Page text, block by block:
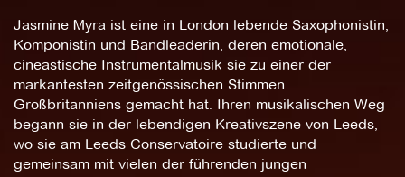
Jasmine Myra ist eine in London lebende Saxophonistin,
Komponistin und Bandleaderin, deren emotionale,
cineastische Instrumentalmusik sie zu einer der
markantesten zeitgenössischen Stimmen
Großbritanniens gemacht hat. Ihren musikalischen Weg
begann sie in der lebendigen Kreativszene von Leeds,
wo sie am Leeds Conservatoire studierte und
gemeinsam mit vielen der führenden jungen